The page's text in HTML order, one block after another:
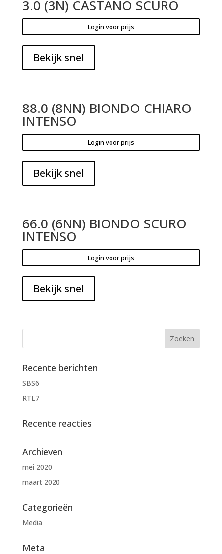
3.0 (3N) CASTANO SCURO
Login voor prijs
Bekijk snel
88.0 (8NN) BIONDO CHIARO
INTENSO
Login voor prijs
Bekijk snel
66.0 (6NN) BIONDO SCURO
INTENSO
Login voor prijs
Bekijk snel
Recente berichten
SBS6
RTL7
Recente reacties
Archieven
mei 2020
maart 2020
Categorieën
Media
Meta